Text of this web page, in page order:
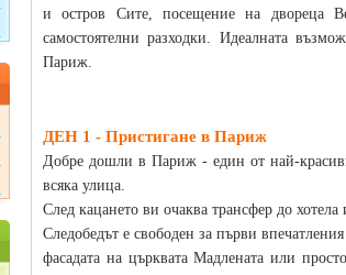
и остров Сите, посещение на двореца
самостоятелни разходки. Идеалната
Париж.
ДЕН 1 - Пристигане в Париж
Добре дошли в Париж - един от най-
всяка улица.
След кацането ви очаква трансфер до хотела
Следобедът е свободен за първи
фасадата на църквата Мадлената или